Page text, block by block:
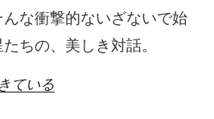
んな衝撃的ないざないで始
ちの、美しき対話。
ている